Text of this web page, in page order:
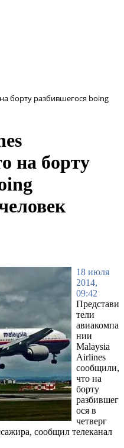
борту разбившегося boing
на борту
18 июля
2014,
09:42
Представи
тели
авиакомпа
нии
Malaysia
Airlines
сообщили,
что на
борту
разбившег
ося в
четверг
сообщил телеканал